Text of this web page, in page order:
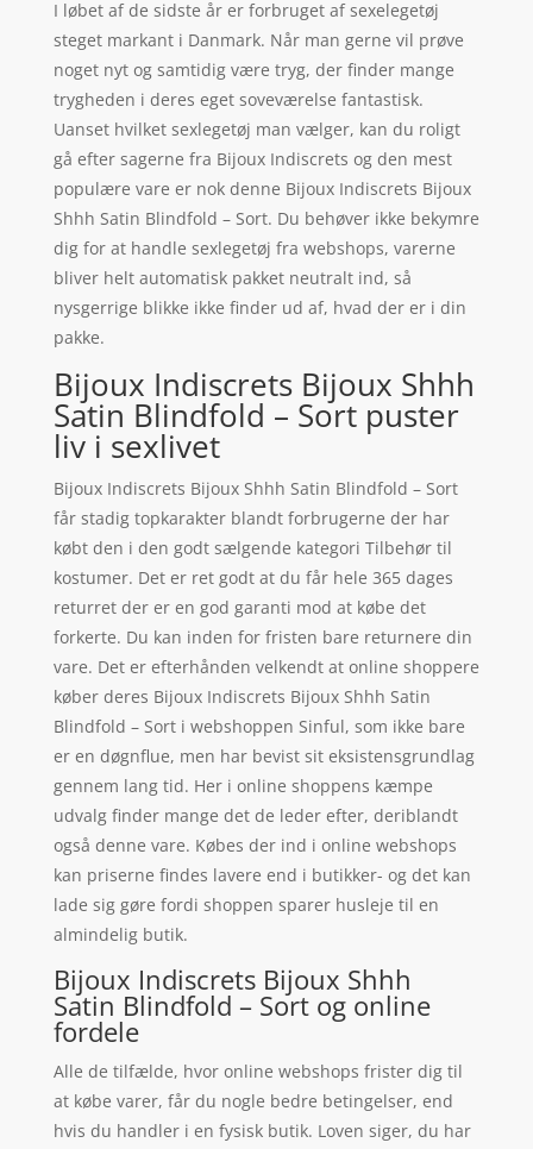
I løbet af de sidste år er forbruget af sexelegetøj
steget markant i Danmark. Når man gerne vil prøve
noget nyt og samtidig være tryg, der finder mange
trygheden i deres eget soveværelse fantastisk.
Uanset hvilket sexlegetøj man vælger, kan du roligt
gå efter sagerne fra Bijoux Indiscrets og den mest
populære vare er nok denne Bijoux Indiscrets Bijoux
Shhh Satin Blindfold – Sort. Du behøver ikke bekymre
dig for at handle sexlegetøj fra webshops, varerne
bliver helt automatisk pakket neutralt ind, så
nysgerrige blikke ikke finder ud af, hvad der er i din
pakke.
Bijoux Indiscrets Bijoux Shhh
Satin Blindfold – Sort puster
liv i sexlivet
Bijoux Indiscrets Bijoux Shhh Satin Blindfold – Sort
får stadig topkarakter blandt forbrugerne der har
købt den i den godt sælgende kategori Tilbehør til
kostumer. Det er ret godt at du får hele 365 dages
returret der er en god garanti mod at købe det
forkerte. Du kan inden for fristen bare returnere din
vare. Det er efterhånden velkendt at online shoppere
køber deres Bijoux Indiscrets Bijoux Shhh Satin
Blindfold – Sort i webshoppen Sinful, som ikke bare
er en døgnflue, men har bevist sit eksistensgrundlag
gennem lang tid. Her i online shoppens kæmpe
udvalg finder mange det de leder efter, deriblandt
også denne vare. Købes der ind i online webshops
kan priserne findes lavere end i butikker- og det kan
lade sig gøre fordi shoppen sparer husleje til en
almindelig butik.
Bijoux Indiscrets Bijoux Shhh
Satin Blindfold – Sort og online
fordele
Alle de tilfælde, hvor online webshops frister dig til
at købe varer, får du nogle bedre betingelser, end
hvis du handler i en fysisk butik. Loven siger, du har